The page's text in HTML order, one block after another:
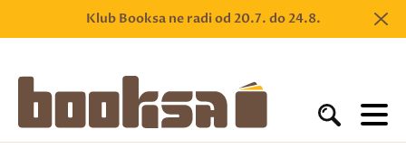
Klub Booksa ne radi od 20.7. do 24.8.